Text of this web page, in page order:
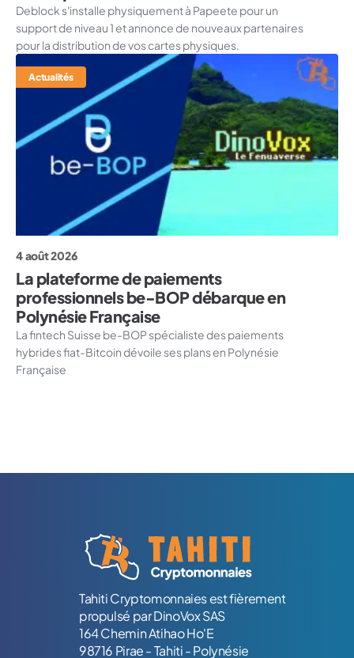
Deblock s'installe physiquement à Papeete pour un
support de niveau 1 et annonce de nouveaux partenaires
pour la distribution de vos cartes physiques.
Actualités
4 août 2026
La plateforme de paiements
professionnels be-BOP débarque en
Polynésie Française
La fintech Suisse be-BOP spécialiste des paiements
hybrides fiat-Bitcoin dévoile ses plans en Polynésie
Française
Tahiti Cryptomonnaies est fièrement
propulsé par DinoVox SAS
164 Chemin Atihao Ho'E
98716 Pirae - Tahiti - Polynésie